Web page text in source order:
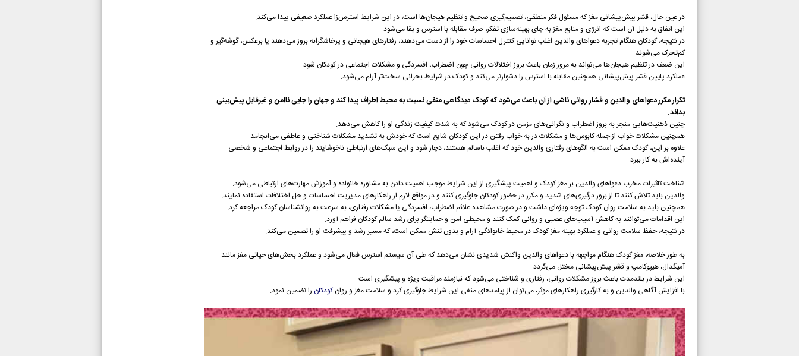
در عین حال، قشر پیش‌پیشانی مغز که مسئول فکر منطقی، تصمیم‌گیری صحیح و تنظیم هیجان‌ها است، در این شرایط استرس‌زا عملکرد ضعیفی پیدا می‌کند.
این اتفاق به دلیل آن است که انرژی و منابع مغز به جای بهینه‌سازی تفکر، صرف مقابله با استرس و بقا می‌شود.
در نتیجه، کودکان هنگام تجربه دعواهای والدین اغلب توانایی کنترل احساسات خود را از دست می‌دهند، رفتارهای هیجانی و پرخاشگرانه بروز می‌دهند یا برعکس، گوشه‌گیر و
کم‌تحرک می‌شوند.
این ضعف در تنظیم هیجان‌ها می‌تواند به مرور زمان باعث بروز اختلالات روانی چون اضطراب، افسردگی و مشکلات اجتماعی در کودکان شود.
عملکرد پایین قشر پیش‌پیشانی همچنین مقابله با استرس را دشوارتر می‌کند و کودک در شرایط بحرانی سخت‌تر آرام می‌شود.
تکرار مکرر دعواهای والدین و فشار روانی ناشی از آن باعث می‌شود که کودک دیدگاهی منفی نسبت به محیط اطراف پیدا کند و جهان را جایی ناامن و غیرقابل پیش‌بینی
بداند.
چنین ذهنیت‌هایی منجر به بروز اضطراب و نگرانی‌های مزمن در کودک می‌شود که به شدت کیفیت زندگی او را کاهش می‌دهد.
همچنین مشکلات خواب از جمله کابوس‌ها و مشکلات در به خواب رفتن در این کودکان شایع است که خودش به تشدید مشکلات شناختی و عاطفی می‌انجامد.
علاوه بر این، کودک ممکن است به الگوهای رفتاری والدین خود که اغلب ناسالم هستند، دچار شود و این سبک‌های ارتباطی ناخوشایند را در روابط اجتماعی و شخصی
آینده‌اش به کار ببرد.
شناخت تاثیرات مخرب دعواهای والدین بر مغز کودک و اهمیت پیشگیری از این شرایط موجب اهمیت دادن به مشاوره خانواده و آموزش مهارت‌های ارتباطی می‌شود.
والدین باید تلاش کنند تا از بروز درگیری‌های شدید و مکرر در حضور کودکان جلوگیری کنند و در مواقع لازم از راهکارهای مدیریت احساسات و حل اختلافات استفاده نمایند.
همچنین باید به سلامت روان کودک توجه ویژه‌ای داشت و در صورت مشاهده علائم اضطراب، افسردگی یا مشکلات رفتاری، به سرعت به روانشناسان کودک مراجعه کرد.
این اقدامات می‌توانند به کاهش آسیب‌های عصبی و روانی کمک کنند و محیطی امن و حمایتگر برای رشد سالم کودکان فراهم آورد.
در نتیجه، حفظ سلامت روانی و عملکرد بهینه مغز کودک در محیط خانوادگی آرام و بدون تنش ممکن است، که مسیر رشد و پیشرفت او را تضمین می‌کند.
به طور خلاصه، مغز کودک هنگام مواجهه با دعواهای والدین واکنش شدیدی نشان می‌دهد که طی آن سیستم استرس فعال می‌شود و عملکرد بخش‌های حیاتی مغز مانند
آمیگدال، هیپوکامپ و قشر پیش‌پیشانی مختل می‌گردد.
این شرایط در بلندمدت باعث بروز مشکلات روانی، رفتاری و شناختی می‌شود که نیازمند مراقبت ویژه و پیشگیری است.
با افزایش آگاهی والدین و به کارگیری راهکارهای موثر، می‌توان از پیامدهای منفی این شرایط جلوگیری کرد و سلامت مغز و روانکودکان را تضمین نمود.